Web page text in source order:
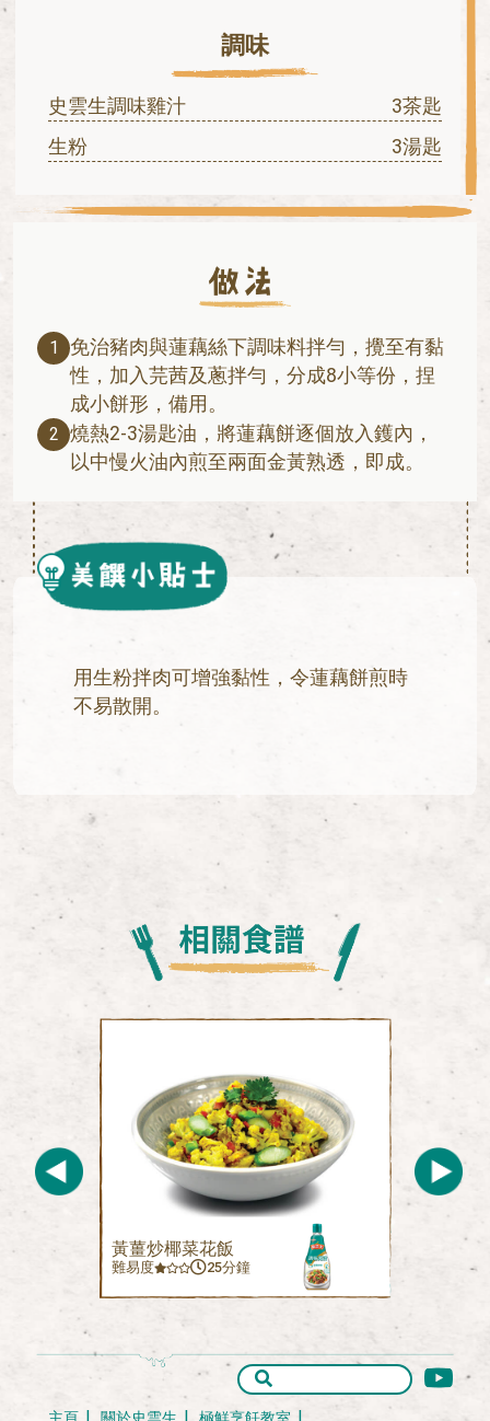
調味
史雲生調味雞汁
3茶匙
生粉
3湯匙
1
免治豬肉與蓮藕絲下調味料拌勻，攪至有黏
性，加入芫茜及蔥拌勻，分成8小等份，捏
成小餅形，備用。
2 燒熱2-3湯匙油，將蓮藕餅逐個放入鑊內，
以中慢火油內煎至兩面金黃熟透，即成。
用生粉拌肉可增強黏性，令蓮藕餅煎時
不易散開。
黃薑炒椰菜花飯
難易度 25分鐘